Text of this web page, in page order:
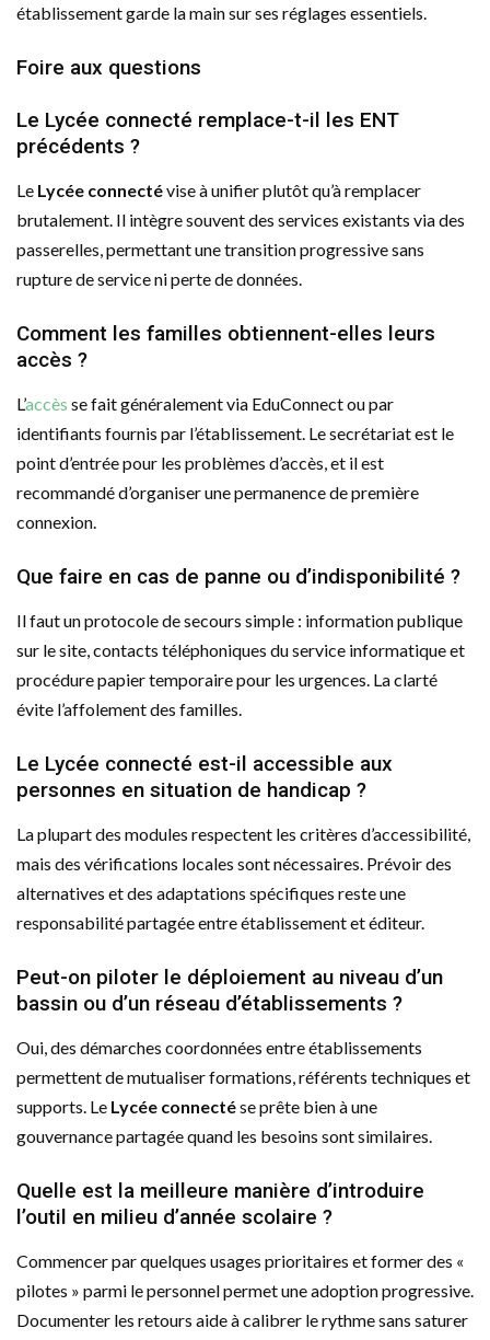
établissement garde la main sur ses réglages essentiels.
Foire aux questions
Le Lycée connecté remplace-t-il les ENT
précédents ?
Le Lycée connectévise à unifier plutôt qu’à remplacer
brutalement. Il intègre souvent des services existants via des
passerelles, permettant une transition progressive sans
rupture de service ni perte de données.
Comment les familles obtiennent-elles leurs
accès ?
L’accès se fait généralement via EduConnect ou par
identifiants fournis par l’établissement. Le secrétariat est le
point d’entrée pour les problèmes d’accès, et il est
recommandé d’organiser une permanence de première
connexion.
Que faire en cas de panne ou d’indisponibilité ?
Il faut un protocole de secours simple : information publique
sur le site, contacts téléphoniques du service informatique et
procédure papier temporaire pour les urgences. La clarté
évite l’affolement des familles.
Le Lycée connecté est-il accessible aux
personnes en situation de handicap ?
La plupart des modules respectent les critères d’accessibilité,
mais des vérifications locales sont nécessaires. Prévoir des
alternatives et des adaptations spécifiques reste une
responsabilité partagée entre établissement et éditeur.
Peut-on piloter le déploiement au niveau d’un
bassin ou d’un réseau d’établissements ?
Oui, des démarches coordonnées entre établissements
permettent de mutualiser formations, référents techniques et
supports. Le Lycée connectése prête bien à une
gouvernance partagée quand les besoins sont similaires.
Quelle est la meilleure manière d’introduire
l’outil en milieu d’année scolaire ?
Commencer par quelques usages prioritaires et former des «
pilotes » parmi le personnel permet une adoption progressive.
Documenter les retours aide à calibrer le rythme sans saturer